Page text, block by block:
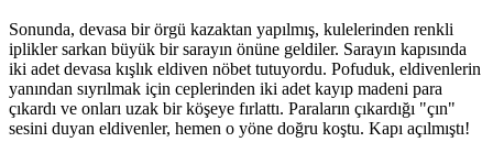
Sonunda, devasa bir örgü kazaktan yapılmış, kulelerinden renkli
iplikler sarkan büyük bir sarayın önüne geldiler. Sarayın kapısında
iki adet devasa kışlık eldiven nöbet tutuyordu. Pofuduk, eldivenlerin
yanından sıyrılmak için ceplerinden iki adet kayıp madeni para
çıkardı ve onları uzak bir köşeye fırlattı. Paraların çıkardığı "çın"
sesini duyan eldivenler, hemen o yöne doğru koştu. Kapı açılmıştı!